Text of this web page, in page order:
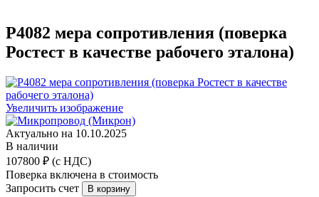
Р4082 мера сопротивления (поверка
Ростест в качестве рабочего эталона)
Увеличить изображение
Актуально на 10.10.2025
В наличии
107800 ₽ (с НДС)
Поверка включена в стоимость
Запросить счет